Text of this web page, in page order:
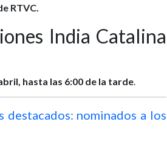
RTVC.
India Catalina
hasta las 6:00 de la tarde.
nominados a los